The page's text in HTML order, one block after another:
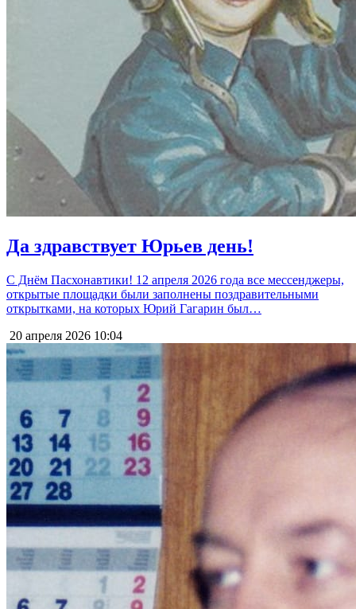
Да здравствует Юрьев день!
С Днём Пасхонавтики! 12 апреля 2026 года все мессенджеры,
открытые площадки были заполнены поздравительными
открытками, на которых Юрий Гагарин был…
20 апреля 2026 10:04